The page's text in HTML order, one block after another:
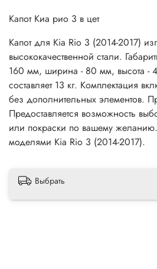
Капот Киа рио 3 в цет
Капот для Kia Rio 3 (2014-2017)
высококачественной стали.
160 мм, ширина - 80 мм, высота -
составляет 13 кг. Комплектация
без дополнительных элементов.
Предоставляется возможность
или покраски по вашему
моделями Kia Rio 3 (2014-2017).
Выбрать